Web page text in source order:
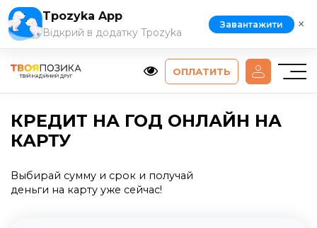
ОПЛАТИТЬ
КРЕДИТ НА ГОД ОНЛАЙН НА
КАРТУ
Выбирай сумму и срок и получай
деньги на карту уже сейчас!
Tpozyka App
Відкрий в додатку Tpozyka
Завантажити ×